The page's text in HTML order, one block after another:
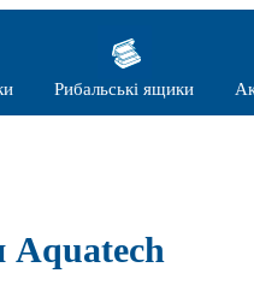
Рибальські ящики
Aquatech